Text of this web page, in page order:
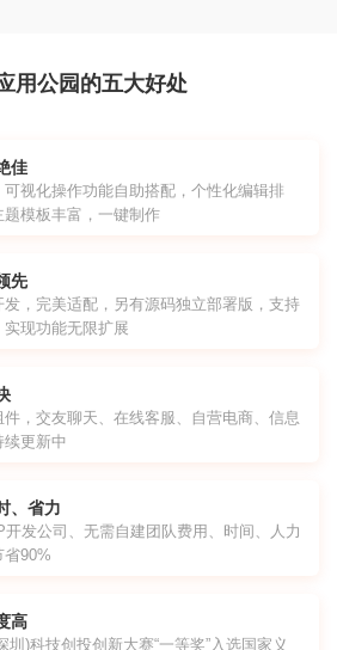
用公园的五大好处
佳
可视化操作功能自助搭配，个性化编辑排
题模板丰富，一键制作
先
发，完美适配，另有源码独立部署版，支持
实现功能无限扩展
件，交友聊天、在线客服、自营电商、信息
续更新中
、省力
开发公司、无需自建团队费用、时间、人力
省90%
高
圳)科技创投创新大赛“一等奖”入选国家义